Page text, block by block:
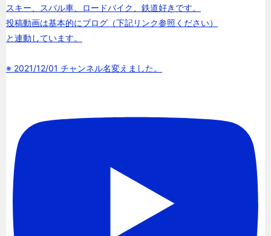
スキー、スバル車、ロードバイク、鉄道好きです。
投稿動画は基本的にブログ（下記リンク参照ください）
と連動しています。
※ 2021/12/01 チャンネル名変えました。